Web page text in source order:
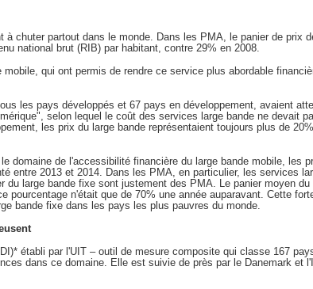
chuter partout dans le monde. Dans les PMA, le panier de prix
national brut (RIB) par habitant, contre 29% en 2008.
qui ont permis de rendre ce service plus abordable
les pays développés et 67 pays en développement, avaient
selon lequel le coût des services large bande ne devait
les prix du large bande représentaient toujours plus de
domaine de l'accessibilité financière du large bande mobile, les
entre 2013 et 2014. Dans les PMA, en particulier, les services
large bande fixe sont justement des PMA. Le panier moyen du
pourcentage n'était que de 70% une année auparavant. Cette
bande fixe dans les pays les plus pauvres du monde.
établi par l'UIT – outil de mesure composite qui classe 167
dans ce domaine. Elle est suivie de près par le Danemark et